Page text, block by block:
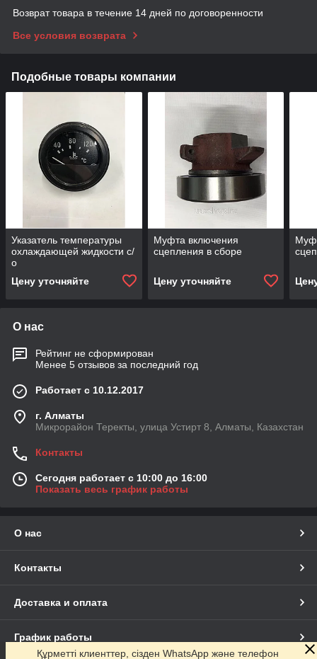
Возврат товара в течение 14 дней по договоренности
Все условия возврата
Подобные товары компании
Указатель температуры
охлаждающей жидкости с/
о
Цену уточняйте
Муфта включения
сцепления в сборе
Цену уточняйте
О нас
Рейтинг не сформирован
Менее 5 отзывов за последний год
Работает с 10.12.2017
г. Алматы
Микрорайон Теректы, улица Устирт 8, Алматы, Казахстан
Контакты
Сегодня работает с 10:00 до 16:00
Показать весь график работы
О нас
Контакты
Доставка и оплата
График работы
Құрметті клиенттер, сізден WhatsApp және телефон